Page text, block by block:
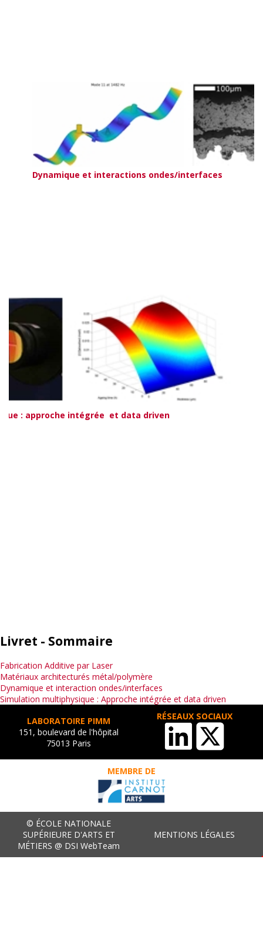
Dynamique et interactions ondes/interfaces
: approche intégrée et data driven
Livret - Sommaire
Fabrication Additive par Laser
Matériaux architecturés métal/polymère
Dynamique et interaction ondes/interfaces
Simulation multiphysique : Approche intégrée et data driven
LABORATOIRE PIMM
151, boulevard de l'hôpital
75013 Paris
RÉSEAUX SOCIAUX
MEMBRE DE
© ÉCOLE NATIONALE
SUPÉRIEURE D'ARTS ET
MÉTIERS @ DSI WebTeam
MENTIONS LÉGALES